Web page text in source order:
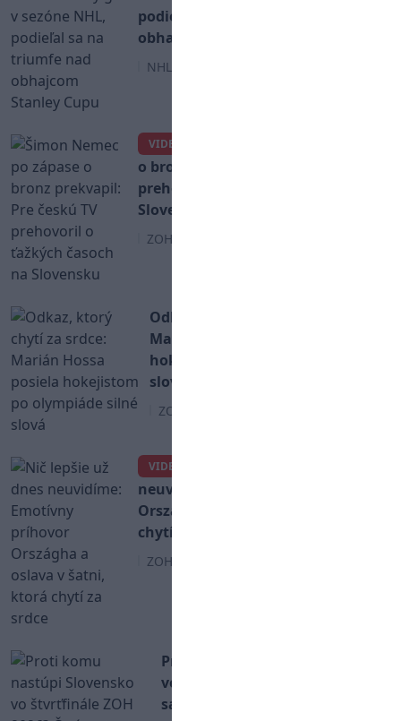
podieľal sa na triumfe nad
obhajcom Stanley Cupu
NHL
VIDEO
o bronz prekvapil: Pre českú TV
prehovoril o ťažkých časoch na
Slovensku
ZOH 2026
Odkaz, ktorý chytí za srdce:
Marián Hossa posiela
hokejistom po olympiáde silné
slová
ZOH 2026
VIDEO
neuvidíme: Emotívny príhovor
Országha a oslava v šatni, ktorá
chytí za srdce
ZOH 2026
Proti komu nastúpi Slovensko
vo štvrťfinále ZOH 2026? Črtá
sa tento súboj!